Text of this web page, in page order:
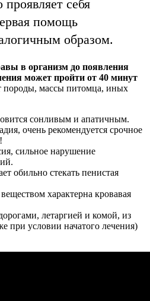
проявляет себя
помощь
образом.
в организм до появления
может пройти от 40 минут
породы, массы питомца, иных
сонливым и апатичным.
очень рекомендуется срочное
сильное нарушение
обильно стекать пенистая
характерна кровавая
летаргией и комой, из
при условии начатого лечения)